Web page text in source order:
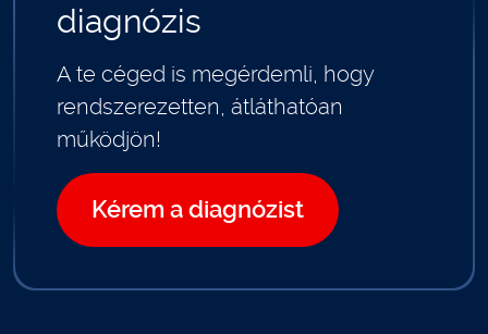
diagnózis
A te céged is megérdemli, hogy
rendszerezetten, átláthatóan
működjön!
Kérem a diagnózist